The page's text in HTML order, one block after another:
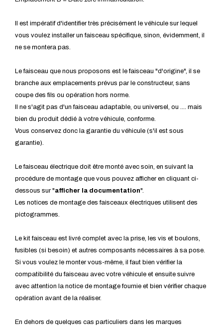
Il est impératif d'identifier très précisément le véhicule sur lequel
vous voulez installer un faisceau spécifique, sinon, évidemment, il
ne se montera pas.
Le faisceau que nous proposons est le faisceau "d'origine", il se
branche aux emplacements prévus par le constructeur, sans
coupe des fils ou opération hors norme.
Il ne s'agit pas d'un faisceau adaptable, ou universel, ou .... mais
bien du produit dédié à votre véhicule, conforme.
Vous conservez donc la garantie du véhicule (s'il est sous
garantie).
Le faisceau électrique doit être monté avec soin, en suivant la
procédure de montage que vous pouvez afficher en cliquant ci-
dessous sur "afficher la documentation".
Les notices de montage des faisceaux électriques utilisent des
pictogrammes.
Le kit faisceau est livré complet avec la prise, les vis et boulons,
fusibles (si besoin) et autres composants nécessaires à sa pose.
Si vous voulez le monter vous-même, il faut bien vérifier la
compatibilité du faisceau avec votre véhicule et ensuite suivre
avec attention la notice de montage fournie et bien vérifier chaque
opération avant de la réaliser.
En dehors de quelques cas particuliers dans les marques